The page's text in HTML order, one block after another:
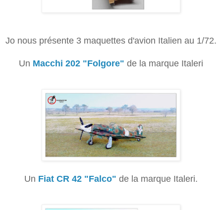
Jo nous présente 3 maquettes d'avion Italien au 1/72.
Un Macchi 202 "Folgore" de la marque Italeri
Un Fiat CR 42 "Falco" de la marque Italeri.